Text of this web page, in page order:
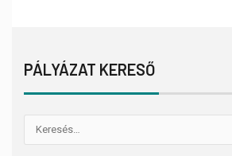
PÁLYÁZAT KERESŐ